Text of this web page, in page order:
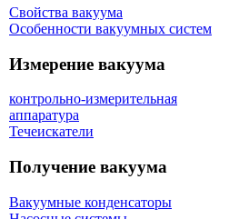
Свойства вакуума
Особенности вакуумных систем
Измерение вакуума
контрольно-измерительная
аппаратура
Течеискатели
Получение вакуума
Вакуумные конденсаторы